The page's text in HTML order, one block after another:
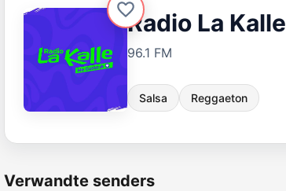
Radio La Kalle
96.1 FM
Salsa Reggaeton
Verwandte senders